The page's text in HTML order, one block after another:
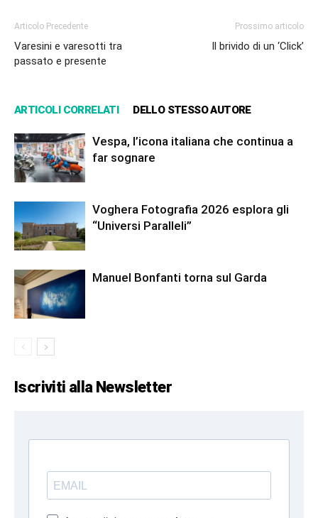
Articolo Precedente
Varesini e varesotti tra
passato e presente
Prossimo articolo
Il brivido di un ‘Click’
ARTICOLI CORRELATI DELLO STESSO AUTORE
Vespa, l’icona italiana che continua a
far sognare
Voghera Fotografia 2026 esplora gli
“Universi Paralleli”
Manuel Bonfanti torna sul Garda
Iscriviti alla Newsletter